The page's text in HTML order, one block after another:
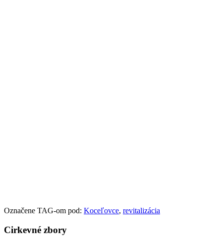
Označene TAG-om pod: Koceľovce, revitalizácia
Cirkevné zbory